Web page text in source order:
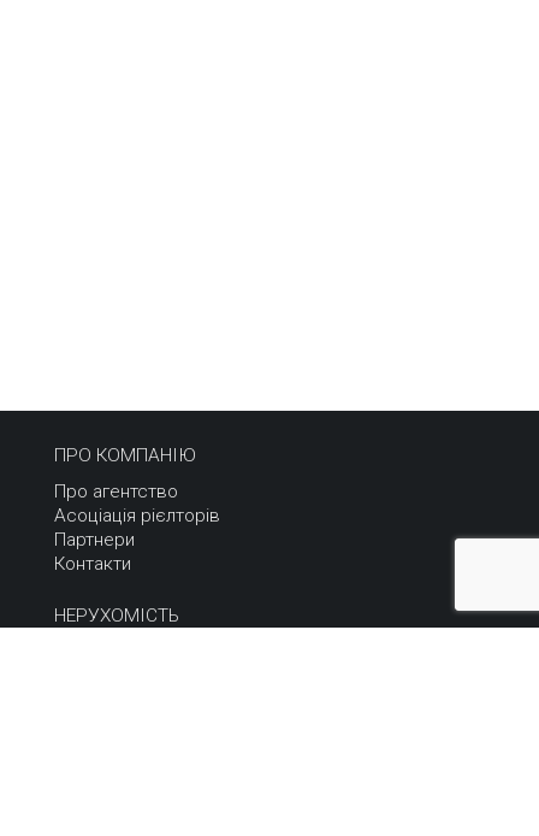
ПРО КОМПАНІЮ
Про агентство
Асоціація рієлторів
Партнери
Контакти
НЕРУХОМІСТЬ